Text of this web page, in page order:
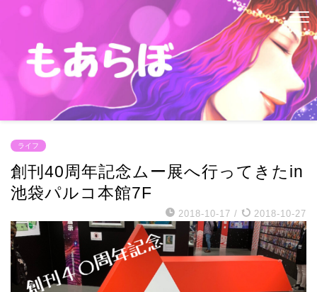
ライフ
創刊40周年記念ムー展へ行ってきたin
池袋パルコ本館7F
2018-10-17 / 2018-10-27